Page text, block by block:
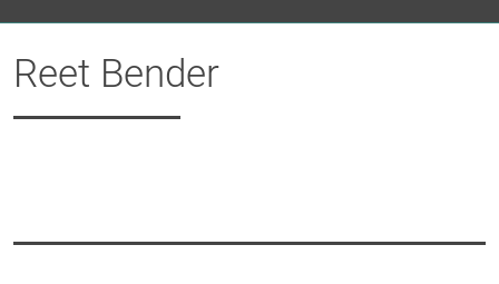
Reet Bender